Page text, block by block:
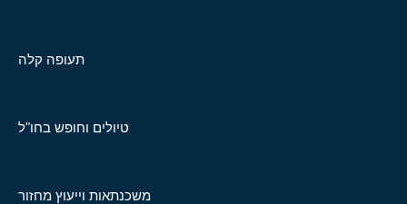
תעופה קלה
טיולים וחופש בחו"ל
משכנתאות וייעוץ מחזור